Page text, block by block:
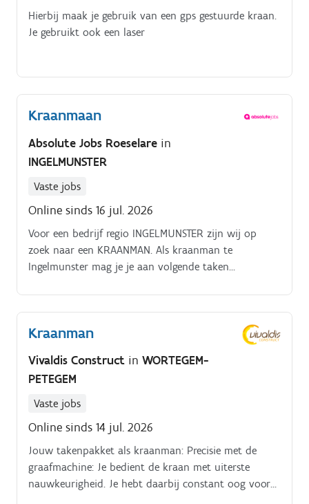
Hierbij maak je gebruik van een gps gestuurde kraan.
Je gebruikt ook een laser
Kraanmaan
Absolute Jobs Roeselare in
INGELMUNSTER
Vaste jobs
Online sinds 16 jul. 2026
Voor een bedrijf regio INGELMUNSTER zijn wij op
zoek naar een KRAANMAN. Als kraanman te
Ingelmunster mag je je aan volgende taken
werven. Je werkt voornamelijk met een rupskraan,
maar een bandenkraan kan ook aanbod komen. Je
staat in op gevarieerde werven: afbraak, parkings,
omgevingswerken, grondverzet, openbare werken,
Kraanman
Vivaldis Construct in WORTEGEM-
PETEGEM
Vaste jobs
Online sinds 14 jul. 2026
Jouw takenpakket als kraanman: Precisie met de
graafmachine: Je bedient de kraan met uiterste
nauwkeurigheid. Je hebt daarbij constant oog voor